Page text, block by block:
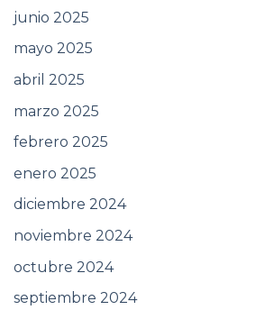
junio 2025
mayo 2025
abril 2025
marzo 2025
febrero 2025
enero 2025
diciembre 2024
noviembre 2024
octubre 2024
septiembre 2024